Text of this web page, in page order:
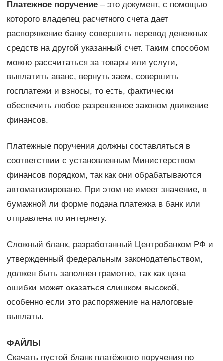
Платежное поручение– это документ, с помощью
которого владелец расчетного счета дает
распоряжение банку совершить перевод денежных
средств на другой указанный счет. Таким способом
можно рассчитаться за товары или услуги,
выплатить аванс, вернуть заем, совершить
госплатежи и взносы, то есть, фактически
обеспечить любое разрешенное законом движение
финансов.
Платежные поручения должны составляться в
соответствии с установленным Министерством
финансов порядком, так как они обрабатываются
автоматизировано. При этом не имеет значение, в
бумажной ли форме подана платежка в банк или
отправлена по интернету.
Сложный бланк, разработанный Центробанком РФ и
утвержденный федеральным законодательством,
должен быть заполнен грамотно, так как цена
ошибки может оказаться слишком высокой,
особенно если это распоряжение на налоговые
выплаты.
ФАЙЛЫ
Скачать пустой бланк платёжного поручения по